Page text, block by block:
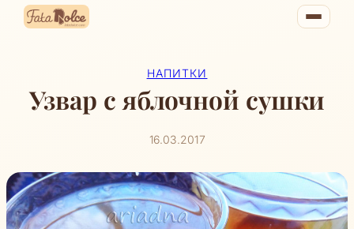
Перейти
НАПИТКИ
Узвар с яблочной сушки
16.03.2017